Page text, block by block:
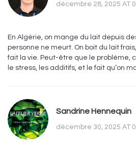
décembre 28, 2025 AT
En Algérie, on mange du lait depuis
personne ne meurt. On boit du lait
fait la vie. Peut-être que le problème,
le stress, les additifs, et le fait qu’on
Sandrine Hennequin
décembre 30, 2025 AT